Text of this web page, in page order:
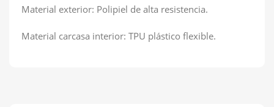
Material exterior: Polipiel de alta resistencia.
Material carcasa interior: TPU plástico flexible.